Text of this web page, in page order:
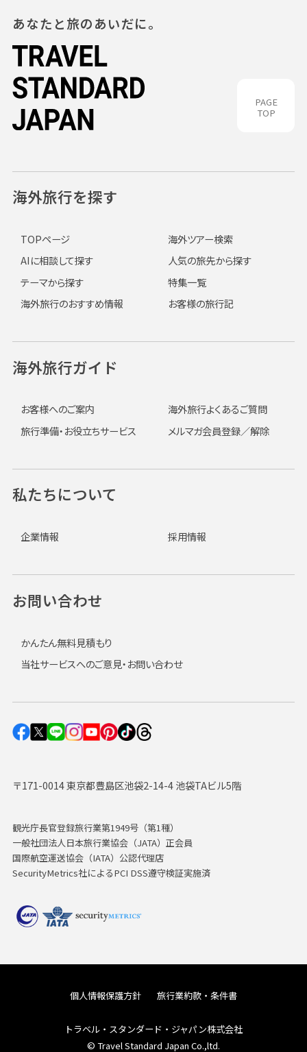
PAGE
TOP
あなたと旅のあいだに。
〒171-0014 東京都豊島区池袋2-14-4 池袋TAビル5階
観光庁長官登録旅行業第1949号（第1種）
一般社団法人日本旅行業協会（JATA）正会員
国際航空運送協会（IATA）公認代理店
SecurityMetrics社によるPCI DSS遵守検証実施済
海外旅行を探す
TOPページ
海外ツアー検索
AIに相談して探す
人気の旅先から探す
テーマから探す
特集一覧
海外旅行のおすすめ情報
お客様の旅行記
海外旅行ガイド
お客様へのご案内
海外旅行よくあるご質問
旅行準備・お役立ちサービス
メルマガ会員登録／解除
私たちについて
企業情報 採用情報
お問い合わせ
かんたん無料見積もり
当社サービスへのご意見・お問い合わせ
個人情報保護方針 旅行業約款・条件書
トラベル・スタンダード・ジャパン株式会社
© Travel Standard Japan Co.,ltd.